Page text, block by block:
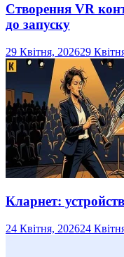
Створення VR
до запуску
29 Квітня, 202629
Кларнет:
24 Квітня, 202624